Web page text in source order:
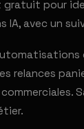
gratuit pour
avec un
relances